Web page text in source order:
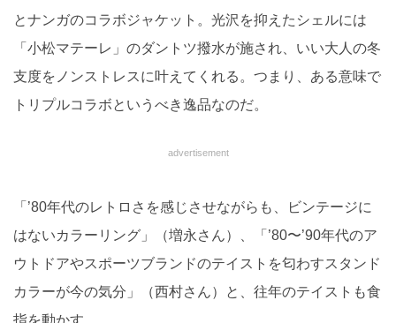
とナンガのコラボジャケット。光沢を抑えたシェルには
「小松マテーレ」のダントツ撥水が施され、いい大人の冬
支度をノンストレスに叶えてくれる。つまり、ある意味で
トリプルコラボというべき逸品なのだ。
advertisement
「’80年代のレトロさを感じさせながらも、ビンテージに
はないカラーリング」（増永さん）、「’80〜’90年代のア
ウトドアやスポーツブランドのテイストを匂わすスタンド
カラーが今の気分」（西村さん）と、往年のテイストも食
指を動かす。